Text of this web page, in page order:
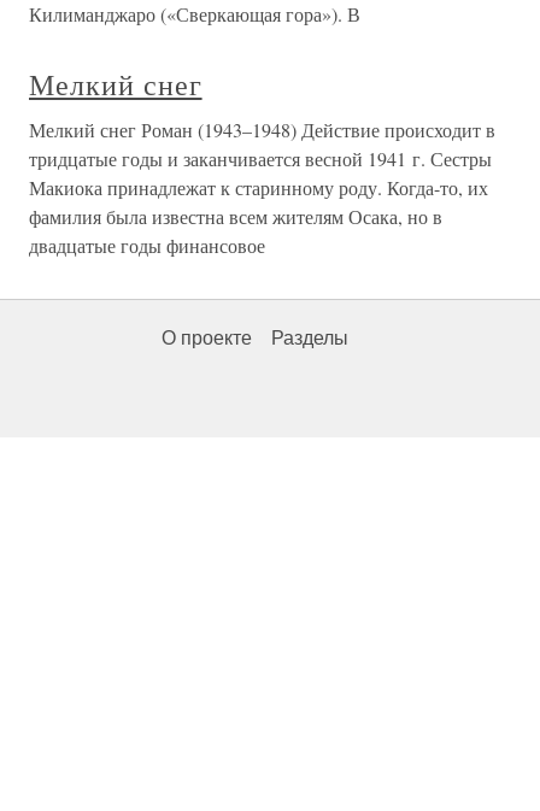
Килиманджаро («Сверкающая гора»). В
Мелкий снег
Мелкий снег Роман (1943–1948) Действие происходит в
тридцатые годы и заканчивается весной 1941 г. Сестры
Макиока принадлежат к старинному роду. Когда-то, их
фамилия была известна всем жителям Осака, но в
двадцатые годы финансовое
О проекте Разделы